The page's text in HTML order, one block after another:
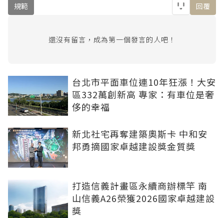
規範 回覆
還沒有留言，成為第一個發言的人吧！
台北市平面車位連10年狂漲！大安
區332萬創新高 專家：有車位是奢
侈的幸福
新北社宅再奪建築奧斯卡 中和安
邦勇摘國家卓越建設獎金質獎
打造信義計畫區永續商辦標竿 南
山信義A26榮獲2026國家卓越建設
獎